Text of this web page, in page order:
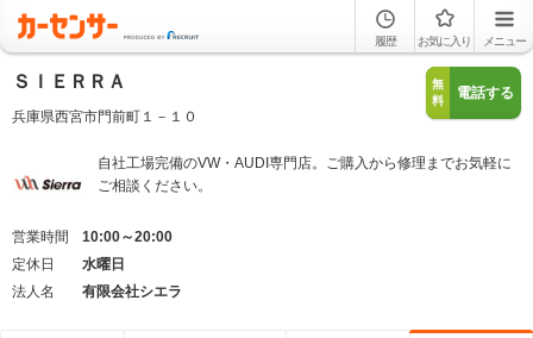
履歴 お気に入り メニュー
ＳＩＥＲＲＡ
兵庫県西宮市門前町１－１０
無
料
電話する
自社工場完備のVW・AUDI専門店。ご購入から修理までお気軽に
ご相談ください。
営業時間
10:00～20:00
定休日
水曜日
法人名
有限会社シエラ